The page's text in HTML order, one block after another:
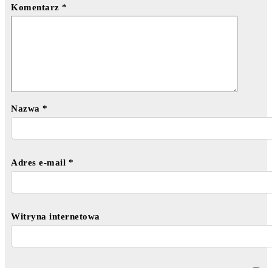
Komentarz *
Nazwa *
Adres e-mail *
Witryna internetowa